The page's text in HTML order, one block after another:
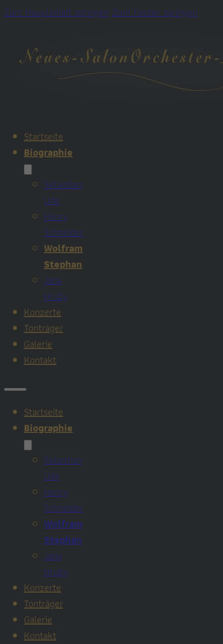
Zum Hauptinhalt springenZum Footer springen
Startseite
Biographie
Sebastian
Ude
Henry
Schneider
Wolfram
Stephan
Jana
Hruby
Konzerte
Tonträger
Galerie
Kontakt
Startseite
Biographie
Sebastian
Ude
Henry
Schneider
Wolfram
Stephan
Jana
Hruby
Konzerte
Tonträger
Galerie
Kontakt